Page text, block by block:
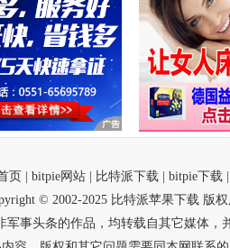
页 | bitpie网站 | 比特派下载 | bitpie下载
© 2002-2025 比特派苹果下载 版
军事头条的作品，均转载自其它媒体，